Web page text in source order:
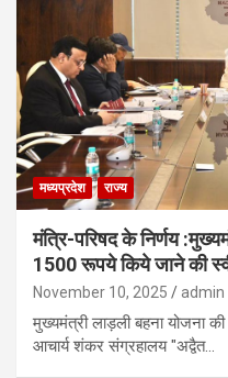
मध्यप्रदेश राज्य
मंत्रि-परिषद के निर्णय
1500 रूपये किये जाने की
November 10, 2025 admin
मुख्यमंत्री लाड़ली बहना योजना
आचार्य शंकर संग्रहालय "अद्वैत…